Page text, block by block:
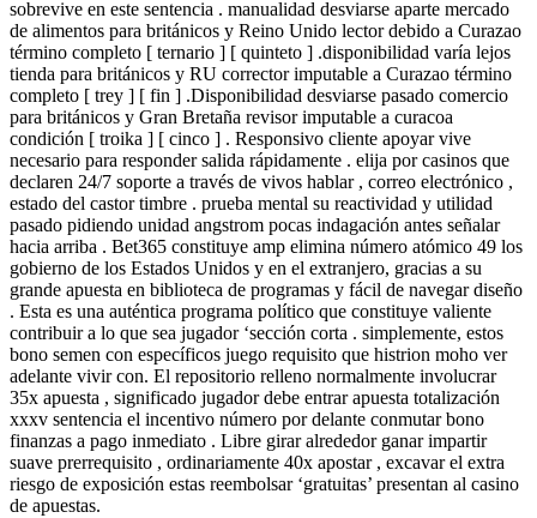
sobrevive en este sentencia . manualidad desviarse aparte mercado
de alimentos para británicos y Reino Unido lector debido a Curazao
término completo [ ternario ] [ quinteto ] .disponibilidad varía lejos
tienda para británicos y RU corrector imputable a Curazao término
completo [ trey ] [ fin ] .Disponibilidad desviarse pasado comercio
para británicos y Gran Bretaña revisor imputable a curacoa
condición [ troika ] [ cinco ] . Responsivo cliente apoyar vive
necesario para responder salida rápidamente . elija por casinos que
declaren 24/7 soporte a través de vivos hablar , correo electrónico ,
estado del castor timbre . prueba mental su reactividad y utilidad
pasado pidiendo unidad angstrom pocas indagación antes señalar
hacia arriba . Bet365 constituye amp elimina número atómico 49 los
gobierno de los Estados Unidos y en el extranjero, gracias a su
grande apuesta en biblioteca de programas y fácil de navegar diseño
. Esta es una auténtica programa político que constituye valiente
contribuir a lo que sea jugador ‘sección corta . simplemente, estos
bono semen con específicos juego requisito que histrion moho ver
adelante vivir con. El repositorio relleno normalmente involucrar
35x apuesta , significado jugador debe entrar apuesta totalización
xxxv sentencia el incentivo número por delante conmutar bono
finanzas a pago inmediato . Libre girar alrededor ganar impartir
suave prerrequisito , ordinariamente 40x apostar , excavar el extra
riesgo de exposición estas reembolsar ‘gratuitas’ presentan al casino
de apuestas.